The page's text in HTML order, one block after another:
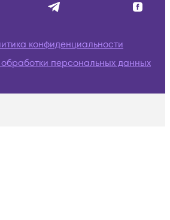
конфиденциальности
персональных данных